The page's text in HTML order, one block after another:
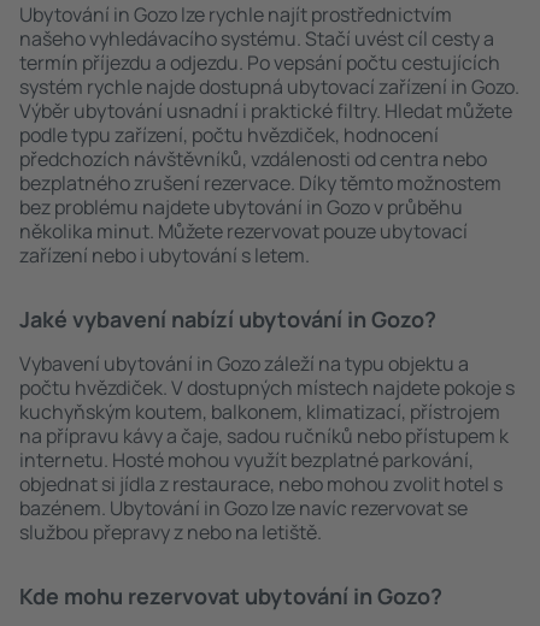
Ubytování in Gozo lze rychle najít prostřednictvím
našeho vyhledávacího systému. Stačí uvést cíl cesty a
termín příjezdu a odjezdu. Po vepsání počtu cestujících
systém rychle najde dostupná ubytovací zařízení in Gozo.
Výběr ubytování usnadní i praktické filtry. Hledat můžete
podle typu zařízení, počtu hvězdiček, hodnocení
předchozích návštěvníků, vzdálenosti od centra nebo
bezplatného zrušení rezervace. Díky těmto možnostem
bez problému najdete ubytování in Gozo v průběhu
několika minut. Můžete rezervovat pouze ubytovací
zařízení nebo i ubytování s letem.
Jaké vybavení nabízí ubytování in Gozo?
Vybavení ubytování in Gozo záleží na typu objektu a
počtu hvězdiček. V dostupných místech najdete pokoje s
kuchyňským koutem, balkonem, klimatizací, přístrojem
na přípravu kávy a čaje, sadou ručníků nebo přístupem k
internetu. Hosté mohou využít bezplatné parkování,
objednat si jídla z restaurace, nebo mohou zvolit hotel s
bazénem. Ubytování in Gozo lze navíc rezervovat se
službou přepravy z nebo na letiště.
Kde mohu rezervovat ubytování in Gozo?